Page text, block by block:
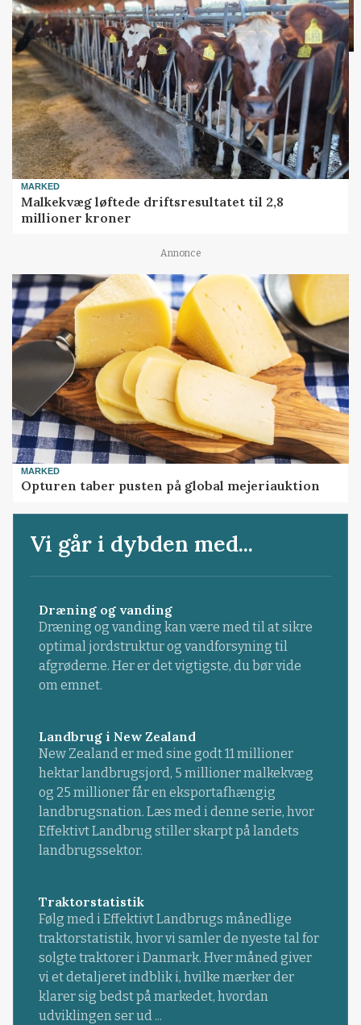
MARKED
Malkekvæg løftede driftsresultatet til 2,8
millioner kroner
Annonce
MARKED
Opturen taber pusten på global mejeriauktion
Vi går i dybden med...
Dræning og vanding
Dræning og vanding kan være med til at sikre
optimal jordstruktur og vandforsyning til
afgrøderne. Her er det vigtigste, du bør vide
om emnet.
Landbrug i New Zealand
New Zealand er med sine godt 11 millioner
hektar landbrugsjord, 5 millioner malkekvæg
og 25 millioner får en eksportafhængig
landbrugsnation. Læs med i denne serie, hvor
Effektivt Landbrug stiller skarpt på landets
landbrugssektor.
Traktorstatistik
Følg med i Effektivt Landbrugs månedlige
traktorstatistik, hvor vi samler de nyeste tal for
solgte traktorer i Danmark. Hver måned giver
vi et detaljeret indblik i, hvilke mærker der
klarer sig bedst på markedet, hvordan
udviklingen ser ud ...